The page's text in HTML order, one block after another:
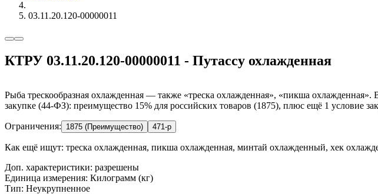
03.11.20.120-00000011
КТРУ 03.11.20.120-00000011 - Путассу охлажденная
Рыба трескообразная охлажденная — также «треска охлажденная», «пикша
закупке (44-ФЗ): преимущество 15% для российских товаров (1875), плюс ещё 1 условие
Ограничения: 1875 (Преимущество) 471-р
Как ещё ищут: треска охлажденная, пикша охлажденная, минтай охлажденный, хек
Доп. характеристики: разрешены
Единица измерения: Килограмм (кг)
Тип: Неукрупненное